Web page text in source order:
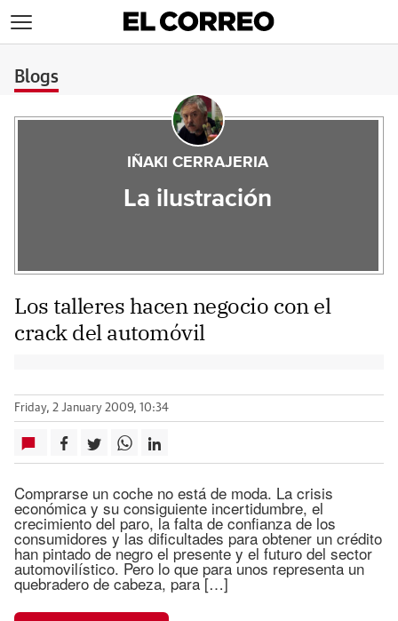
Blogs
IÑAKI CERRAJERIA
La ilustración
Los talleres hacen negocio con el
crack del automóvil
Friday, 2 January 2009, 10:34
Comprarse un coche no está de moda. La crisis
económica y su consiguiente incertidumbre, el
crecimiento del paro, la falta de confianza de los
consumidores y las dificultades para obtener un crédito
han pintado de negro el presente y el futuro del sector
automovilístico. Pero lo que para unos representa un
quebradero de cabeza, para […]